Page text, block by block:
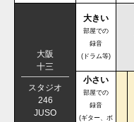
大阪
十三
スタジオ
246
JUSO
大きい
部屋での
録音
(ドラム等)
小さい
部屋での
録音
(ギター、ボ